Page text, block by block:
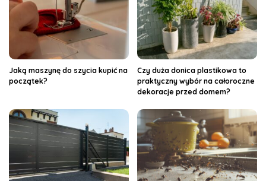
Jaką maszynę do szycia kupić na
początek?
Czy duża donica plastikowa to
praktyczny wybór na całoroczne
dekoracje przed domem?